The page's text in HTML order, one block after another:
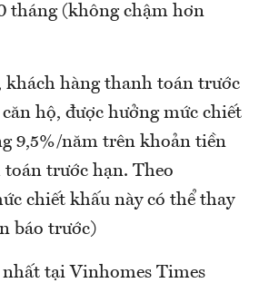
tháng (không chậm hơn
khách hàng thanh toán trước
hộ, được hưởng mức chiết
9,5%/năm trên khoản tiền
toán trước hạn. Theo
chiết khấu này có thể thay
báo trước)
nhất tại Vinhomes Times